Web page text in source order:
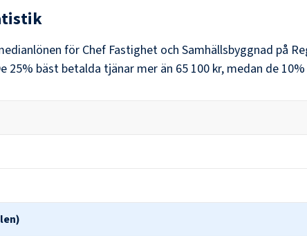
förChef Fastighet och Samhällsbyggnad på
25% bäst betalda tjänar mer än 65 100 kr, medan de